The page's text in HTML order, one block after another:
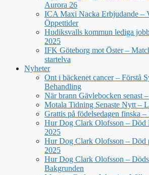
Aurora 26
ICA Maxi Nacka Erbjudande –
Öppettider
Hudiksvalls kommun lediga
2025
IFK Göteborg mot Öster –
startelva
Nyheter
Ont i bäckenet cancer – Förstå
Behandling
När brann Gävlebocken senast
Motala Tidning Senaste Nytt –
Grattis på födelsedagen finska
Hur Dog Clark Olofsson – Död
2025
Hur Dog Clark Olofsson – Död
2025
Hur Dog Clark Olofsson –
Bakgrunden